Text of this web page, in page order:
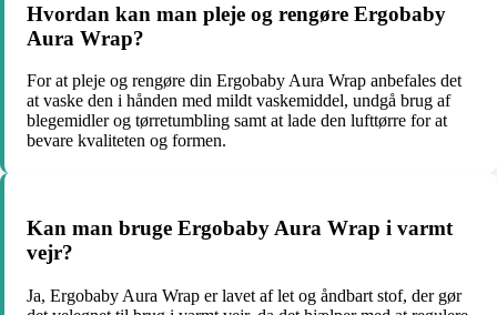
Hvordan kan man pleje og rengøre Ergobaby
Aura Wrap?
For at pleje og rengøre din Ergobaby Aura Wrap anbefales det
at vaske den i hånden med mildt vaskemiddel, undgå brug af
blegemidler og tørretumbling samt at lade den lufttørre for at
bevare kvaliteten og formen.
Kan man bruge Ergobaby Aura Wrap i varmt
vejr?
Ja, Ergobaby Aura Wrap er lavet af let og åndbart stof, der gør